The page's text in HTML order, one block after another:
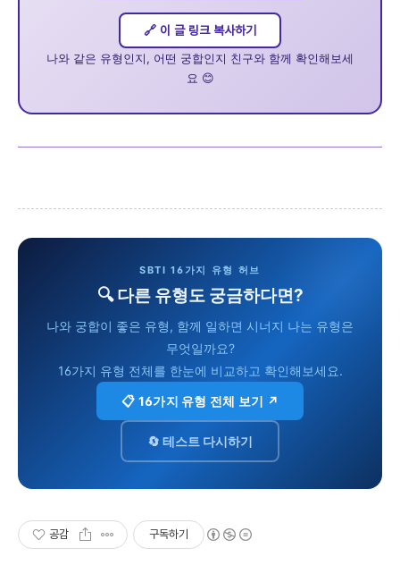
🔗 이 글 링크 복사하기
나와 같은 유형인지, 어떤 궁합인지 친구와 함께 확인해보세
요 😊
SBTI 16가지 유형 허브
🔍 다른 유형도 궁금하다면?
나와 궁합이 좋은 유형, 함께 일하면 시너지 나는 유형은
무엇일까요?
16가지 유형 전체를 한눈에 비교하고 확인해보세요.
📋 16가지 유형 전체 보기 ↗
🔄 테스트 다시하기
공감 구독하기